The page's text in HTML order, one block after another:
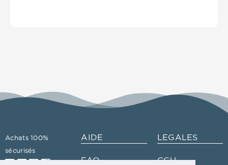
Achats 100%
sécurisés
AIDE
FAQ
LEGALES
CGU